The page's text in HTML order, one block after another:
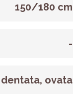
150/180 cm
-
dentata, ovata